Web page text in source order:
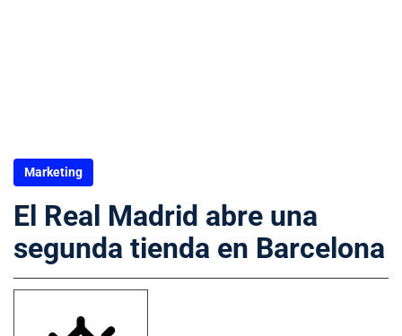
Marketing
El Real Madrid abre una
segunda tienda en Barcelona